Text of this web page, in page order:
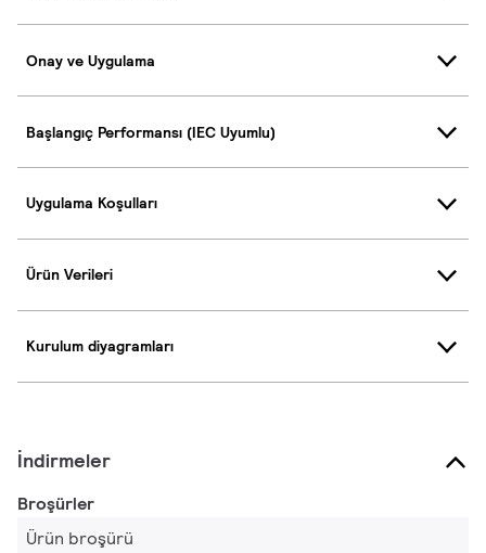
Onay ve Uygulama
Başlangıç Performansı (IEC Uyumlu)
Uygulama Koşulları
Ürün Verileri
Kurulum diyagramları
İndirmeler
Broşürler
Ürün broşürü